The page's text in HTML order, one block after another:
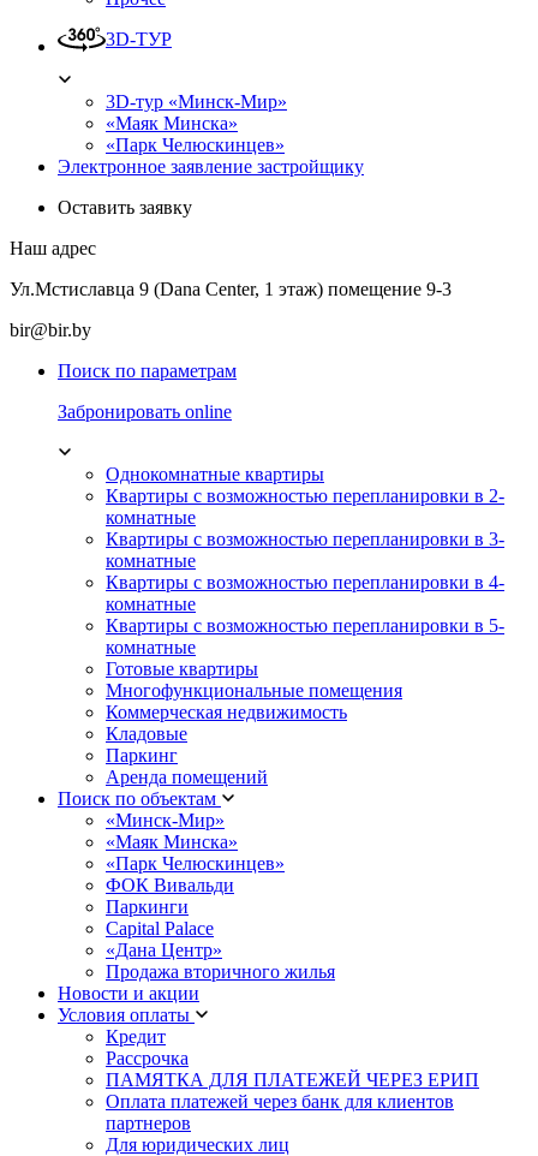
3D-ТУР
3D-тур «Минск-Мир»
«Маяк Минска»
«Парк Челюскинцев»
Электронное заявление застройщику
Оставить заявку
Наш адрес
Ул.Мстиславца 9 (Dana Center, 1 этаж) помещение 9-3
bir@bir.by
Поиск по параметрам
Забронировать online
Однокомнатные квартиры
Квартиры с возможностью перепланировки в 2-
комнатные
Квартиры с возможностью перепланировки в 3-
комнатные
Квартиры с возможностью перепланировки в 4-
комнатные
Квартиры с возможностью перепланировки в 5-
комнатные
Готовые квартиры
Многофункциональные помещения
Коммерческая недвижимость
Кладовые
Паркинг
Аренда помещений
Поиск по объектам
«Минск-Мир»
«Маяк Минска»
«Парк Челюскинцев»
ФОК Вивальди
Паркинги
Capital Palace
«Дана Центр»
Продажа вторичного жилья
Новости и акции
Условия оплаты
Кредит
Рассрочка
ПАМЯТКА ДЛЯ ПЛАТЕЖЕЙ ЧЕРЕЗ ЕРИП
Оплата платежей через банк для клиентов
партнеров
Для юридических лиц